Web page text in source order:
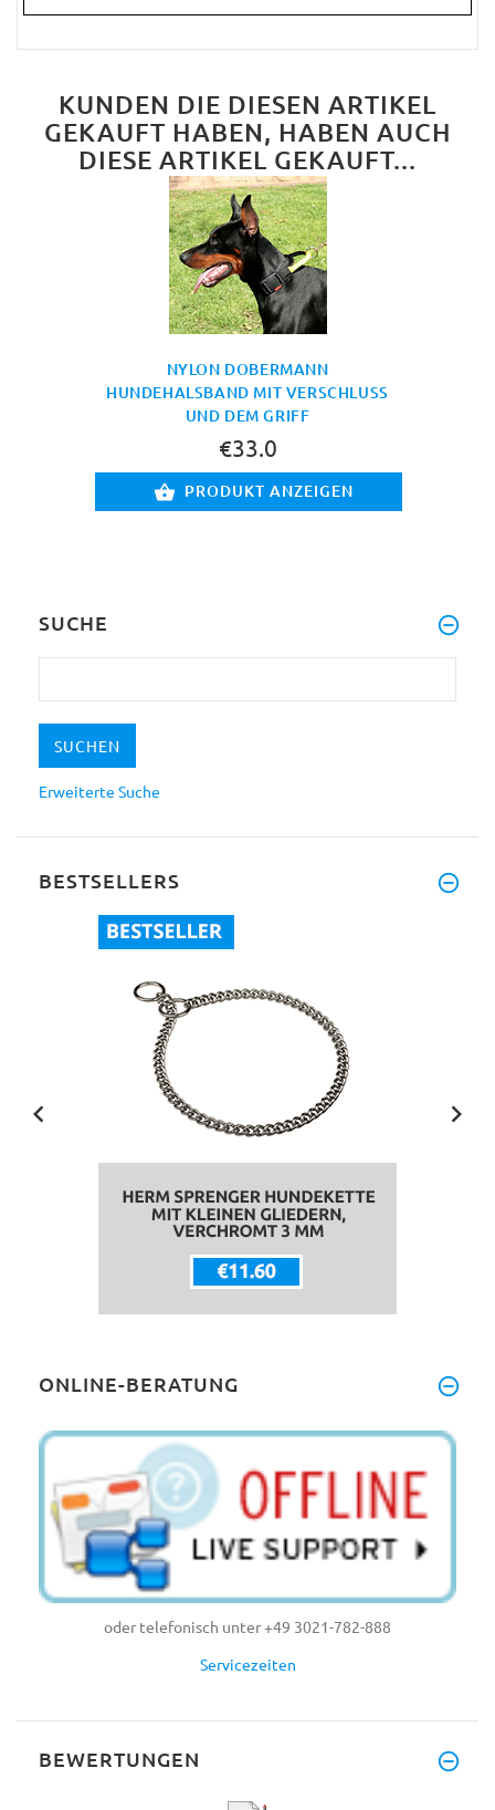
KUNDEN DIE DIESEN ARTIKEL
GEKAUFT HABEN, HABEN AUCH
DIESE ARTIKEL GEKAUFT...
NYLON DOBERMANN
HUNDEHALSBAND MIT VERSCHLUSS
UND DEM GRIFF
€33.0
PRODUKT ANZEIGEN
SUCHE
Erweiterte Suche
BESTSELLERS
ONLINE-BERATUNG
oder telefonisch unter +49 3021-782-888
Servicezeiten
BEWERTUNGEN